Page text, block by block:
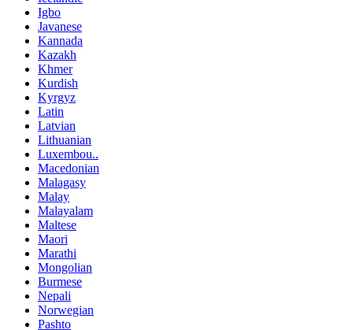
Igbo
Javanese
Kannada
Kazakh
Khmer
Kurdish
Kyrgyz
Latin
Latvian
Lithuanian
Luxembou..
Macedonian
Malagasy
Malay
Malayalam
Maltese
Maori
Marathi
Mongolian
Burmese
Nepali
Norwegian
Pashto